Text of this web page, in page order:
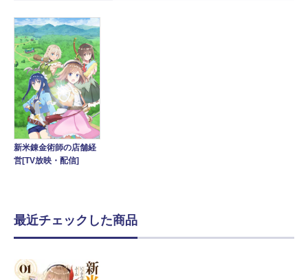
新米錬金術師の店舗経
営[TV放映・配信]
最近チェックした商品